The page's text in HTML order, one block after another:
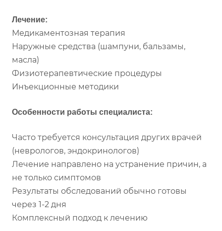
Лечение:
Медикаментозная терапия
Наружные средства (шампуни, бальзамы,
масла)
Физиотерапевтические процедуры
Инъекционные методики
Особенности работы специалиста:
Часто требуется консультация других врачей
(неврологов, эндокринологов)
Лечение направлено на устранение причин, а
не только симптомов
Результаты обследований обычно готовы
через 1-2 дня
Комплексный подход к лечению